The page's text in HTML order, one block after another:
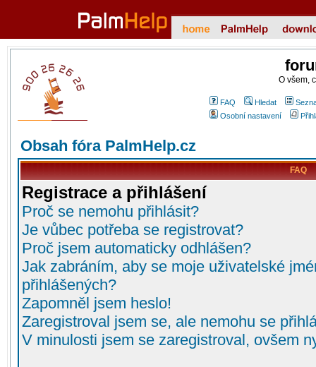
O všem,
FAQ Hledat
Osobní nastavení
Obsah fóra PalmHelp.cz
FAQ
Registrace a přihlášení
Proč se nemohu přihlásit?
Je vůbec potřeba se registrovat?
Proč jsem automaticky odhlášen?
Jak zabráním, aby se moje uživatelské
přihlášených?
Zapomněl jsem heslo!
Zaregistroval jsem se, ale nemohu se
V minulosti jsem se zaregistroval, ovšem